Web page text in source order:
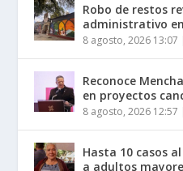
Robo de restos
administrativo
8 agosto, 2026 13:07
Reconoce
en proyectos
8 agosto, 2026 12:57
Hasta 10 casos
a adultos